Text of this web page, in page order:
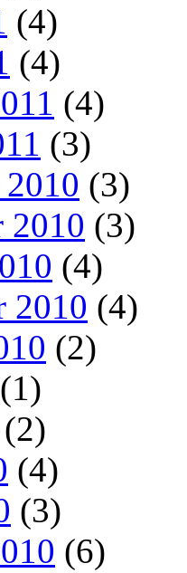
(4)
(4)
(4)
(3)
2010 (3)
2010 (3)
(4)
2010 (4)
(2)
(1)
(2)
(4)
(3)
(6)